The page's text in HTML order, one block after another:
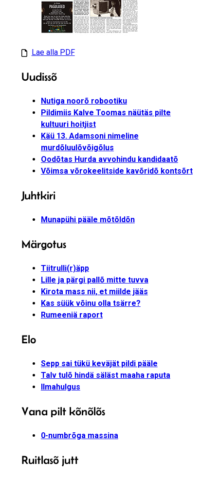
Lae alla PDF
Uudissõ
Nutiga noorõ robootiku
Pildimiis Kalve Toomas näütäs pilte
kultuuri hoitjist
Käü 13. Adamsoni nimeline
murdõluulõvõigõlus
Oodõtas Hurda avvohindu kandidaatõ
Võimsa võrokeelitside kavõridõ kontsõrt
Juhtkiri
Munapühi pääle mõtõldõn
Märgotus
Tiitrulli(r)äpp
Lille ja pärgi pallõ mitte tuvva
Kirota mass nii, et miilde jääs
Kas süük võinu olla tsärre?
Rumeeniä raport
Elo
Sepp sai tükü keväjät pildi pääle
Talv tulõ hindä säläst maaha raputa
Ilmahulgus
Vana pilt kõnõlõs
0-numbrõga massina
Ruitlasõ jutt